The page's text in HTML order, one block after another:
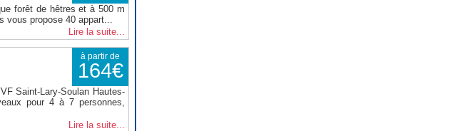
forêt de hêtres et à 500 m
propose 40 appart...
Lire la suite...
à partir de
164€
Saint-Lary-Soulan Hautes-
pour 4 à 7 personnes,
Lire la suite...